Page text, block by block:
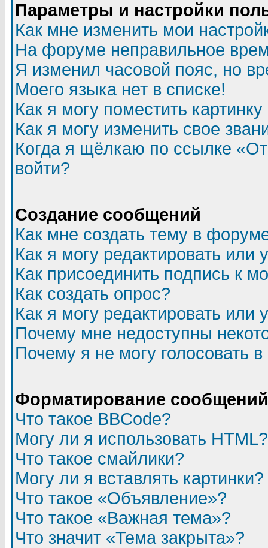
Параметры и настройки
Как мне изменить мои
На форуме неправильное
Я изменил часовой пояс, но
Моего языка нет в списке!
Как я могу поместить
Как я могу изменить свое
Когда я щёлкаю по ссылке
войти?
Создание сообщений
Как мне создать тему в
Как я могу редактировать или
Как присоединить подпись к
Как создать опрос?
Как я могу редактировать или
Почему мне недоступны
Почему я не могу голосовать
Форматирование
Что такое BBCode?
Могу ли я использовать HTML?
Что такое смайлики?
Могу ли я вставлять картинки?
Что такое «Объявление»?
Что такое «Важная тема»?
Что значит «Тема закрыта»?